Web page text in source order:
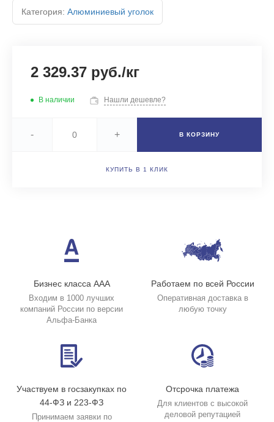
Категория: Алюминиевый уголок
2 329.37 руб./кг
В наличии Нашли дешевле?
- + В КОРЗИНУ
КУПИТЬ В 1 КЛИК
Бизнес класса ААА
Входим в 1000 лучших
компаний России по версии
Альфа-Банка
Работаем по всей России
Оперативная доставка в
любую точку
Участвуем в госзакупках по
44-ФЗ и 223-ФЗ
Принимаем заявки по
Отсрочка платежа
Для клиентов с высокой
деловой репутацией